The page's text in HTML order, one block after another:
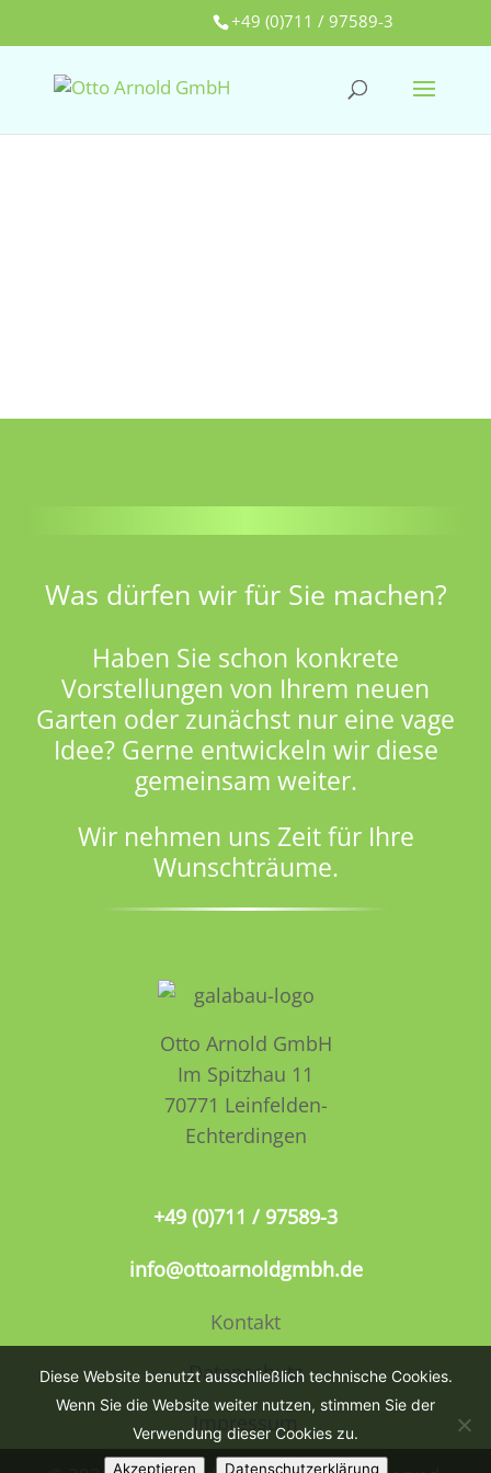
+49 (0)711 / 97589-3
Was dürfen wir für Sie machen?
Haben Sie schon konkrete
Vorstellungen von Ihrem neuen
Garten oder zunächst nur eine vage
Idee? Gerne entwickeln wir diese
gemeinsam weiter.
Wir nehmen uns Zeit für Ihre
Wunschträume.
Otto Arnold GmbH
Im Spitzhau 11
70771 Leinfelden­­
Echterdingen
+49 (0)711 / 97589-3
info@ottoarnoldgmbh.de
Kontakt
Datenschutz
Impressum
Diese Website benutzt ausschließlich technische Cookies.
Wenn Sie die Website weiter nutzen, stimmen Sie der
Verwendung dieser Cookies zu.
Akzeptieren Datenschutzerklärung